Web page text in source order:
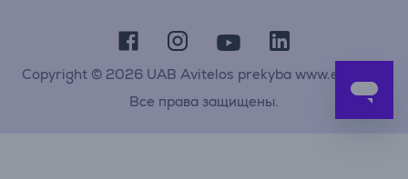
Copyright © 2026 UAB Avitelos prekyba www.elesen.lt
Все права защищены.